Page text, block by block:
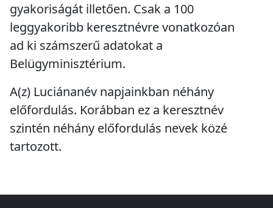
gyakoriságát illetően. Csak a 100
leggyakoribb keresztnévre vonatkozóan
ad ki számszerű adatokat a
Belügyminisztérium.
A(z) Luciánanév napjainkban néhány
előfordulás. Korábban ez a keresztnév
szintén néhány előfordulás nevek közé
tartozott.